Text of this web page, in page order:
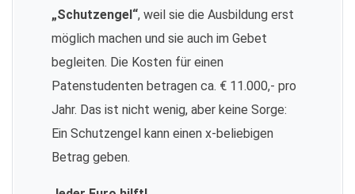
„Schutzengel“, weil sie die Ausbildung erst
möglich machen und sie auch im Gebet
begleiten. Die Kosten für einen
Patenstudenten betragen ca. € 11.000,- pro
Jahr. Das ist nicht wenig, aber keine Sorge:
Ein Schutzengel kann einen x-beliebigen
Betrag geben.